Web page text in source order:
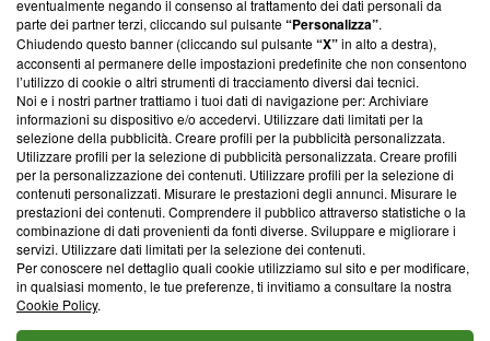
Team editoriale
Corporate
Redazione
Informativa Privacy
Cookie Policy
Blasting SA, IDI CHE-247.845.224, Via Carlo Frasca, 3 - 6900
Lugano (Svizzera) Tel:+39 0690258937
© 2026 Blasting News
eventualmente negando il consenso al trattamento dei dati personali da
parte dei partner terzi, cliccando sul pulsante“Personalizza”.
Chiudendo questo banner (cliccando sul pulsante“X”in alto a destra),
acconsenti al permanere delle impostazioni predefinite che non consentono
l’utilizzo di cookie o altri strumenti di tracciamento diversi dai tecnici.
Noi e i nostri partner trattiamo i tuoi dati di navigazione per: Archiviare
informazioni su dispositivo e/o accedervi. Utilizzare dati limitati per la
selezione della pubblicità. Creare profili per la pubblicità personalizzata.
Utilizzare profili per la selezione di pubblicità personalizzata. Creare profili
per la personalizzazione dei contenuti. Utilizzare profili per la selezione di
contenuti personalizzati. Misurare le prestazioni degli annunci. Misurare le
prestazioni dei contenuti. Comprendere il pubblico attraverso statistiche o la
combinazione di dati provenienti da fonti diverse. Sviluppare e migliorare i
servizi. Utilizzare dati limitati per la selezione dei contenuti.
Per conoscere nel dettaglio quali cookie utilizziamo sul sito e per modificare,
in qualsiasi momento, le tue preferenze, ti invitiamo a consultare la nostra
Cookie Policy.